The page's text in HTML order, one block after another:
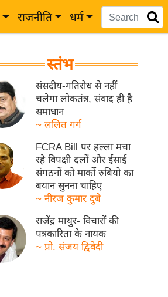
राजनीति धर्म
स्तंभ
संसदीय-गतिरोध से नहीं
चलेगा लोकतंत्र, संवाद ही है
समाधान
~ ललित गर्ग
FCRA Bill पर हल्ला मचा
रहे विपक्षी दलों और ईसाई
संगठनों को मार्को रुबियो का
बयान सुनना चाहिए
~ नीरज कुमार दुबे
राजेंद्र माथुर- विचारों की
पत्रकारिता के नायक
~ प्रो. संजय द्विवेदी